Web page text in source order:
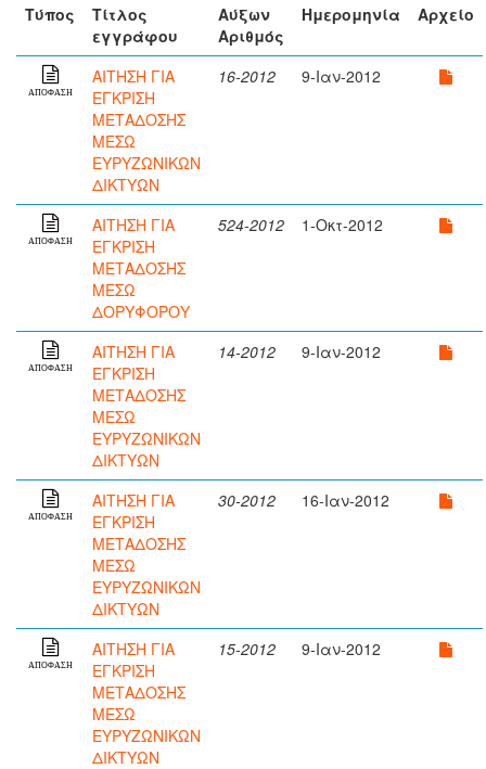
Τύπος
Τίτλος
εγγράφου
Αύξων
Αριθμός
Ημερομηνία Αρχείο
ΑΠΟΦΑΣΗ
ΑΙΤΗΣΗ ΓΙΑ
ΕΓΚΡΙΣΗ
ΜΕΤΑΔΟΣΗΣ
ΜΕΣΩ
ΕΥΡΥΖΩΝΙΚΩΝ
ΔΙΚΤΥΩΝ
16-2012 9-Ιαν-2012
ΑΠΟΦΑΣΗ
ΑΙΤΗΣΗ ΓΙΑ
ΕΓΚΡΙΣΗ
ΜΕΤΑΔΟΣΗΣ
ΜΕΣΩ
ΔΟΡΥΦΟΡΟΥ
524-2012 1-Οκτ-2012
ΑΠΟΦΑΣΗ
ΑΙΤΗΣΗ ΓΙΑ
ΕΓΚΡΙΣΗ
ΜΕΤΑΔΟΣΗΣ
ΜΕΣΩ
ΕΥΡΥΖΩΝΙΚΩΝ
ΔΙΚΤΥΩΝ
14-2012 9-Ιαν-2012
ΑΠΟΦΑΣΗ
ΑΙΤΗΣΗ ΓΙΑ
ΕΓΚΡΙΣΗ
ΜΕΤΑΔΟΣΗΣ
ΜΕΣΩ
ΕΥΡΥΖΩΝΙΚΩΝ
ΔΙΚΤΥΩΝ
30-2012 16-Ιαν-2012
ΑΠΟΦΑΣΗ
ΑΙΤΗΣΗ ΓΙΑ
ΕΓΚΡΙΣΗ
ΜΕΤΑΔΟΣΗΣ
ΜΕΣΩ
ΕΥΡΥΖΩΝΙΚΩΝ
ΔΙΚΤΥΩΝ
15-2012 9-Ιαν-2012